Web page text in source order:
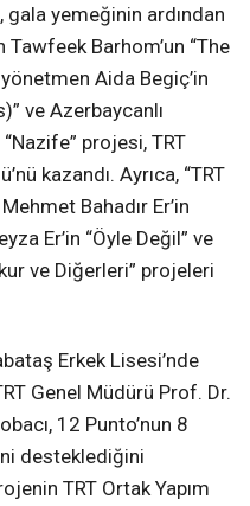
gala yemeğinin ardından
Barhom’un “The
Aida Begiç’in
ve Azerbaycanlı
projesi, TRT
kazandı. Ayrıca, “TRT
Bahadır Er’in
Er’in “Öyle Değil” ve
ve Diğerleri” projeleri
Erkek Lisesi’nde
Genel Müdürü Prof. Dr.
12 Punto’nun 8
desteklediğini
TRT Ortak Yapım